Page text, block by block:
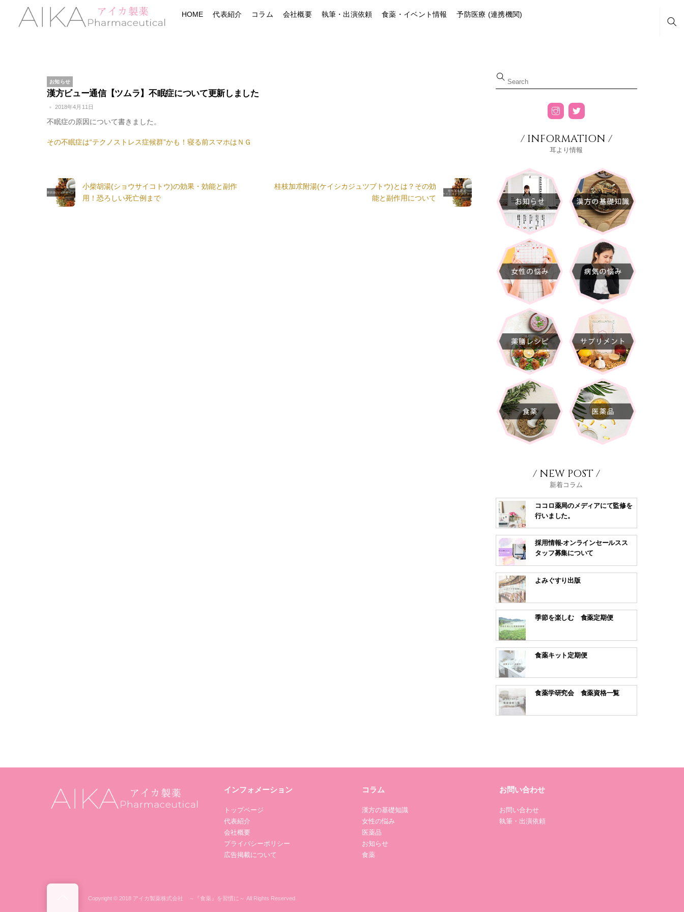
content
Menu
HOME 代表紹介 コラム 会社概要 執筆・出演依頼 食薬・イベント情報 予防医療 (連携機関)
お知らせ
漢方ビュー通信【ツムラ】不眠症について更新しました
2018年4月11日
不眠症の原因について書きました。
その不眠症は“テクノストレス症候群”かも！寝る前スマホはＮＧ
小柴胡湯(ショウサイコトウ)の効果・効能と副作
用！恐ろしい死亡例まで
桂枝加朮附湯(ケイシカジュツブトウ)とは？その効
能と副作用について
/ INFORMATION /
耳より情報
/ NEW POST /
新着コラム
ココロ薬局のメディアにて監修を
行いました。
採用情報-オンラインセールスス
タッフ募集について
よみぐすり出版
季節を楽しむ 食薬定期便
食薬キット定期便
食薬学研究会 食薬資格一覧
インフォメーション
トップページ
代表紹介
会社概要
プライバシーポリシー
広告掲載について
コラム
漢方の基礎知識
女性の悩み
医薬品
お知らせ
食薬
お問い合わせ
お問い合わせ
執筆・出演依頼
Copyright © 2018 アイカ製薬株式会社 ～『食薬』を習慣に～ All Rights Reserved.